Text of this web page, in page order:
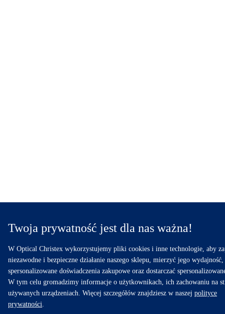
Twoja prywatność jest dla nas ważna!
W Optical Christex wykorzystujemy pliki cookies i inne technologie, aby
niezawodne i bezpieczne działanie naszego sklepu, mierzyć jego
spersonalizowane doświadczenia zakupowe oraz dostarczać
W tym celu gromadzimy informacje o użytkownikach, ich zachowaniu na
używanych urządzeniach. Więcej szczegółów znajdziesz w naszej polityce
prywatności.